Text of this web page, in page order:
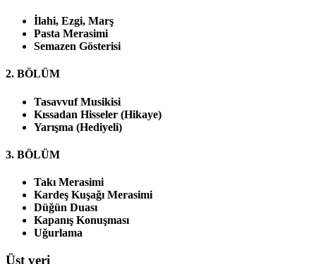
İlahi, Ezgi, Marş
Pasta Merasimi
Semazen Gösterisi
2. BÖLÜM
Tasavvuf Musikisi
Kıssadan Hisseler (Hikaye)
Yarışma (Hediyeli)
3. BÖLÜM
Takı Merasimi
Kardeş Kuşağı Merasimi
Düğün Duası
Kapanış Konuşması
Uğurlama
Üst veri